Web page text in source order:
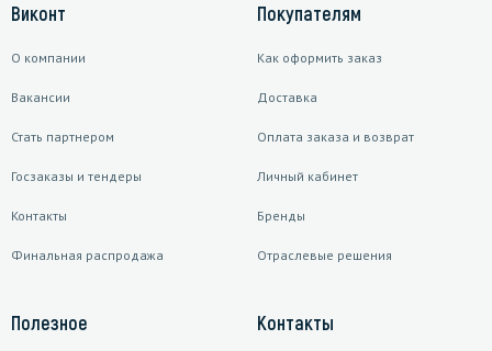
Виконт
О компании
Вакансии
Стать партнером
Госзаказы и тендеры
Контакты
Финальная распродажа
Покупателям
Как оформить заказ
Доставка
Оплата заказа и возврат
Личный кабинет
Бренды
Отраслевые решения
Полезное Контакты